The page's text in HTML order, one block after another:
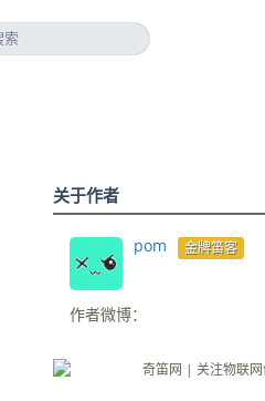
关于作者
pom 金牌笛客
作者微博：